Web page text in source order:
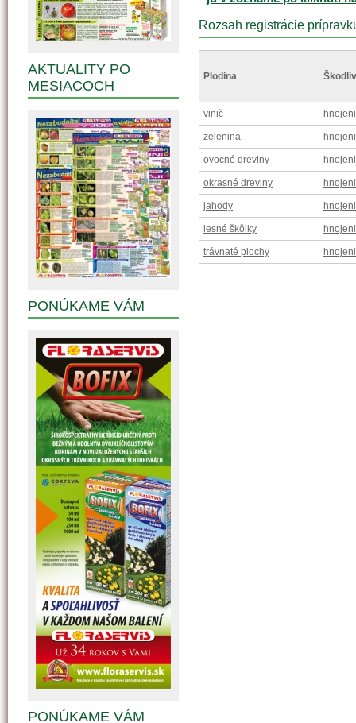
Rozsah registrácie
Plodina
vinič
zelenina
ovocné dreviny
okrasné dreviny
jahody
lesné škôlky
trávnaté plochy
AKTUALITY PO
MESIACOCH
PONÚKAME VÁM
PONÚKAME VÁM